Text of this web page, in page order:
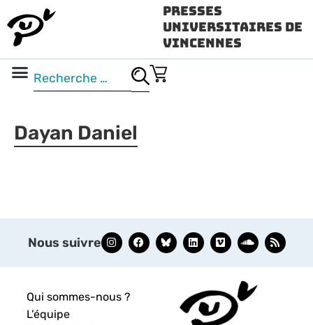
Presses
Universitaires de
Vincennes
Dayan Daniel
Nous suivre
Qui sommes-nous ?
L’équipe